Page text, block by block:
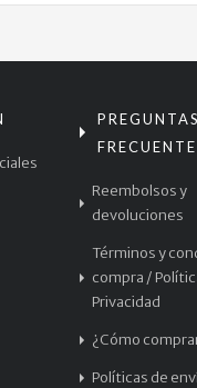
Reembolsos y
devoluciones
Términos y
compra /
Privacidad
¿Cómo
Políticas de